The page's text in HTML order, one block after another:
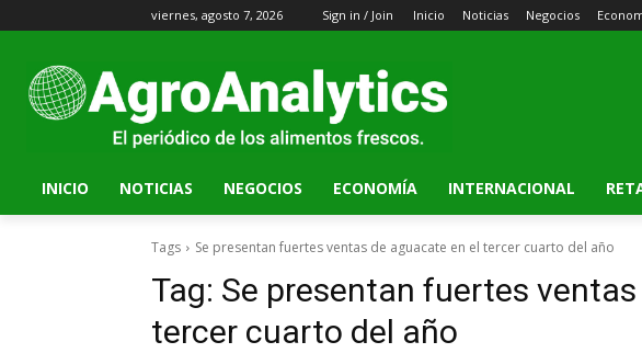
viernes, agosto 7, 2026 Sign in / Join Inicio Noticias Negocios
INICIO NOTICIAS NEGOCIOS ECONOMÍA INTERNACIONAL
Tags Se presentan fuertes ventas de aguacate en el tercer cuarto del año
Tag: Se presentan fuertes
tercer cuarto del año